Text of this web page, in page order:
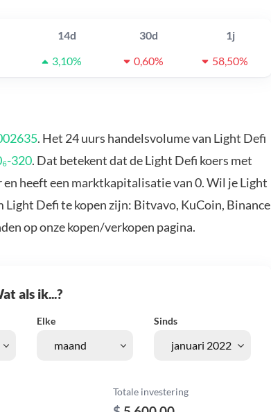
14d 30d
1j
3,10% 0,60% 58,50%
. Het 24 uurs handelsvolume van Light Defi
320. Dat betekent dat de Light Defi koers met
en heeft een marktkapitalisatie van 0. Wil je Light
Light Defi te kopen zijn: Bitvavo, KuCoin, Binance
op onze kopen/verkopen pagina.
als ik...?
Elke Sinds
Totale investering